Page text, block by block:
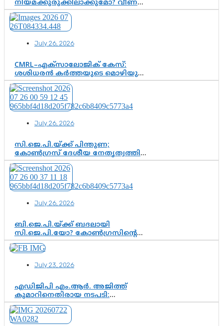
നിയമക്കുരുക്കിലാക്കുമോ? വീണ
വിജയൻ മാപ്പുസാക്ഷിയാകുമോ?
കർത്തയുടെ മൊഴി നിർണായക
വഴിത്തിരിവാകുമോ?
July 26, 2026
CMRL–എക്‌സാലോജിക് കേസ്:
ശശിധരൻ കർത്തയുടെ മൊഴിയുടെ
അടിസ്ഥാനത്തിൽ പിണറായി
വിജയനെ ചോദ്യം ചെയ്യുന്നതിൽ ഉടൻ
തീരുമാനം; വീണയ്‌ക്കെതിരെ
കൂടുതൽ തെളിവുകൾ പരിശോധിച്ച്
July 26, 2026
സി.ജെ.പി.യ്ക്ക് പിന്തുണ;
കോൺഗ്രസ് ദേശീയ നേതൃത്വത്തിൽ
ആശങ്കയോ? പാർട്ടിക്കുള്ളിൽ
ഭിന്നാഭിപ്രായമെന്ന വിലയിരുത്തൽ
July 26, 2026
ബി.ജെ.പി.യ്ക്ക് ബദലായി
സി.ജെ.പി.യോ? കോൺഗ്രസിന്റെ
രാഷ്ട്രീയ ഇടം കൈവശപ്പെടുത്താൻ
സിജെപി ഉയർന്നുകഴിഞ്ഞോ?
വഴിത്തിരിവ്
July 23, 2026
എഡിജിപി എം.ആർ. അജിത്ത്
കുമാറിനെതിരായ നടപടി:
സസ്പെൻഷനിൽ ഒതുങ്ങുമോ,
അതോ കൂടുതൽ കടുത്ത
നടപടികളിലേക്കോ?